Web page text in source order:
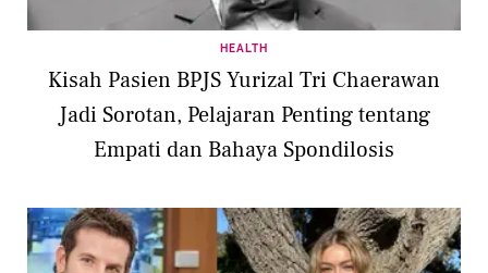
HEALTH
Kisah Pasien BPJS Yurizal Tri Chaerawan
Jadi Sorotan, Pelajaran Penting tentang
Empati dan Bahaya Spondilosis